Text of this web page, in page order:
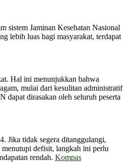
sistem Jaminan Kesehatan Nasional
lebih luas bagi masyarakat, terdapat
Hal ini menunjukkan bahwa
mulai dari kesulitan administratif
dapat dirasakan oleh seluruh peserta
Jika tidak segera ditanggulangi,
defisit, langkah ini perlu
rendah. Kompas